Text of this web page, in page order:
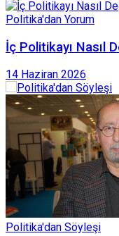
Politika'dan Yorum
İç Politikayı Nasıl
14 Haziran 2026
Politika'dan Söyleşi